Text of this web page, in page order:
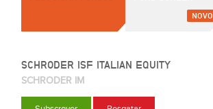
NOVO
SCHRODER ISF ITALIAN EQUITY
SCHRODER IM